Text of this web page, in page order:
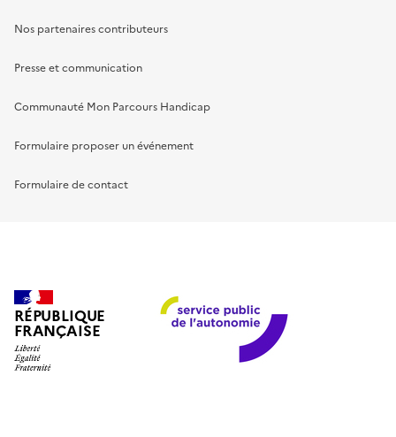
Nos partenaires contributeurs
Presse et communication
Communauté Mon Parcours Handicap
Formulaire proposer un événement
Formulaire de contact
RÉPUBLIQUE
FRANÇAISE